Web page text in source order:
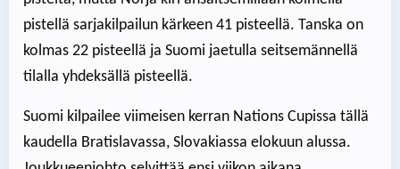
pistellä sarjakilpailun kärkeen 41 pisteellä. Tanska on
kolmas 22 pisteellä ja Suomi jaetulla seitsemännellä
tilalla yhdeksällä pisteellä.
Suomi kilpailee viimeisen kerran Nations Cupissa tällä
kaudella Bratislavassa, Slovakiassa elokuun alussa.